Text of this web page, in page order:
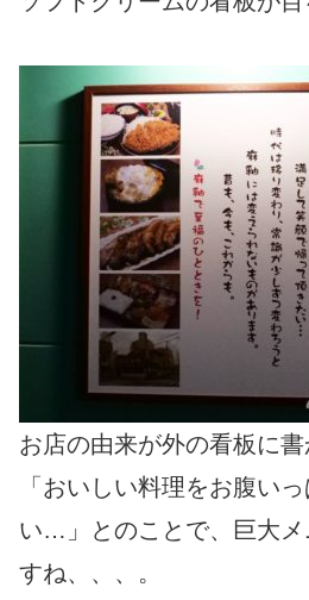
お店の由来が外の看板に書
「おいしい料理をお腹い
い…」とのことで、巨大
すね、、、。